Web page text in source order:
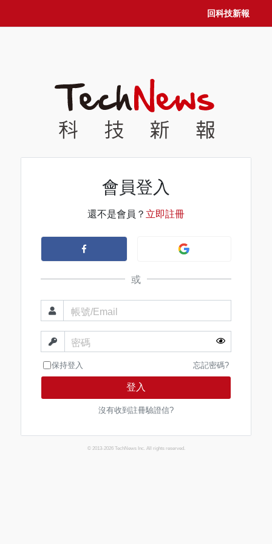
回科技新報
會員登入
還不是會員？ 立即註冊
或
帳號/Email
密碼
保持登入 忘記密碼?
登入
沒有收到註冊驗證信?
© 2013-2026 TechNews Inc. All rights reserved.